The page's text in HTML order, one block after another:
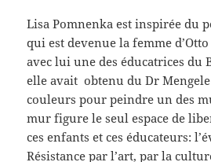
Lisa Pomnenka est inspirée du
qui est devenue la femme
avec lui une des éducatrices du
elle avait obtenu du Dr Mengele
couleurs pour peindre un des
mur figure le seul espace de
ces enfants et ces éducateurs:
Résistance par l’art, par la